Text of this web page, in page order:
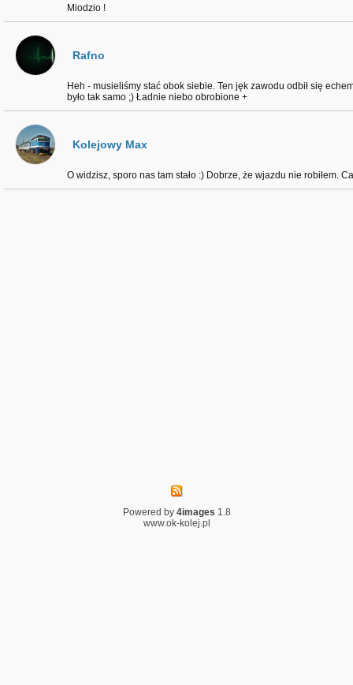
Miodzio !
Rafno
Heh - musieliśmy stać obok siebie. Ten jęk zawodu odbił się
było tak samo ;) Ładnie niebo obrobione +
Kolejowy Max
O widzisz, sporo nas tam stało :) Dobrze, że wjazdu nie robiłem.
Powered by 4images 1.8
www.ok-kolej.pl